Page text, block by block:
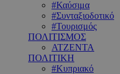
#Καύσιμα
#Συνταξιοδοτικό
#Τουρισμός
ΠΟΛΙΤΙΣΜΟΣ
ΑΤΖΕΝΤΑ
ΠΟΛΙΤΙΚΗ
#Κυπριακό